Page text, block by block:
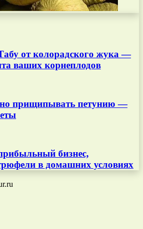
от колорадского жука —
ваших корнеплодов
прищипывать петунию —
бизнес,
в домашних условиях